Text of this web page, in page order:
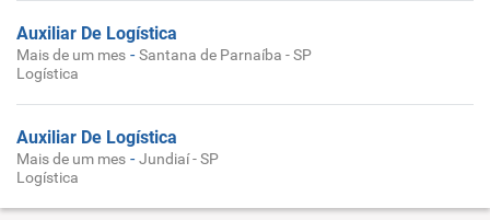
Auxiliar De Logística
Mais de um mes -Santana de Parnaíba - SP
Logística
Auxiliar De Logística
Mais de um mes -Jundiaí - SP
Logística